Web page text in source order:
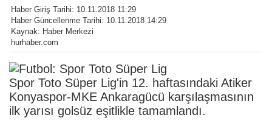
Haber Giriş Tarihi: 10.11.2018 11:29
Haber Güncellenme Tarihi: 10.11.2018 14:29
Kaynak: Haber Merkezi
hurhaber.com
Spor Toto Süper Lig'in 12. haftasındaki Atiker
Konyaspor-MKE Ankaragücü karşılaşmasının
ilk yarısı golsüz eşitlikle tamamlandı.